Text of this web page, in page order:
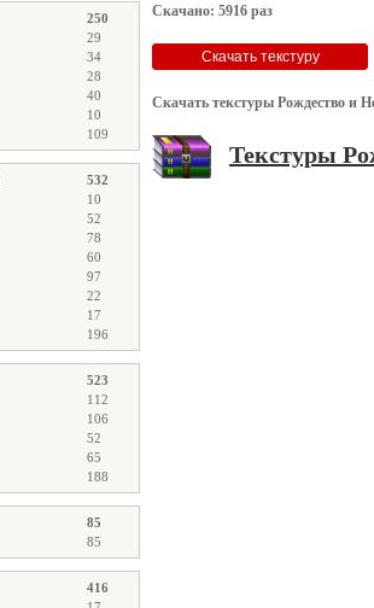
250
29
34
28
40
10
109
532
10
52
78
60
97
22
17
196
523
112
106
52
65
188
85
85
416
Скачано: 5916 раз
Скачать текстуры Рождество и
Текстуры